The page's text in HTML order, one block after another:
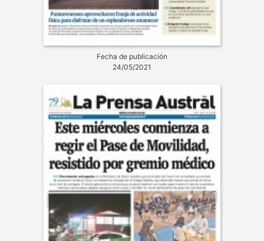
Fecha de publicación
24/05/2021